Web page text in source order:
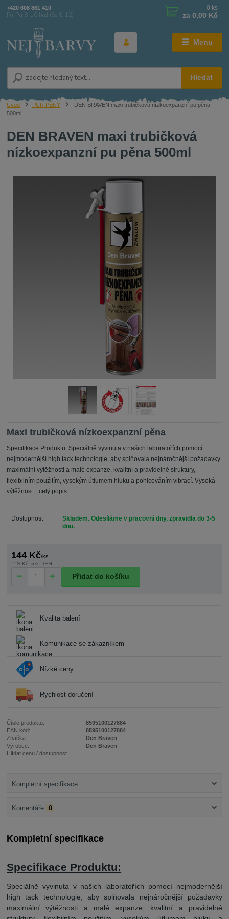
Menu
Hledat
+420 608 861 410
Po-Pá 8-16 hod (So 8-12)
0 ks
za 0,00 Kč
Úvod PUR PĚNY
DEN BRAVEN maxi trubičková nízkoexpanzní pu pěna
500ml
DEN BRAVEN maxi trubičková
nízkoexpanzní pu pěna 500ml
Maxi trubičková nízkoexpanzní pěna
Specifikace Produktu: Speciálně vyvinuta v našich laboratořích pomocí
nejmodernější high tack technologie, aby splňovala nejnáročnější požadavky
maximální výtěžnosti a malé expanze, kvalitní a pravidelné struktury,
flexibilním použitím, vysokým útlumem hluku a pohlcováním vibrací. Vysoká
výtěžnost...celý popis
Dostupnost
Skladem. Odesíláme v pracovní dny, zpravidla do 3-5
dnů.
144 Kč/ks
119 Kč bez DPH
Přidat do košíku
Kvalita balení
Komunikace se zákazníkem
Nízké ceny
Rychlost doručení
Číslo produktu:
8595100127884
EAN kód:
8595100127884
Značka:
Den Braven
Výrobce:
Den Braven
Hlídat cenu / dostupnost
Kompletní specifikace
Komentáře 0
Kompletní specifikace
Specifikace Produktu:
Speciálně vyvinuta v našich laboratořích pomocí nejmodernější
high tack technologie, aby splňovala nejnáročnější požadavky
maximální výtěžnosti a malé expanze, kvalitní a pravidelné